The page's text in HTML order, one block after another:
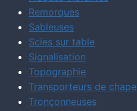
Remorques
Sableuses
Scies sur table
Signalisation
Topographie
Transporteurs de chape
Tronçonneuses